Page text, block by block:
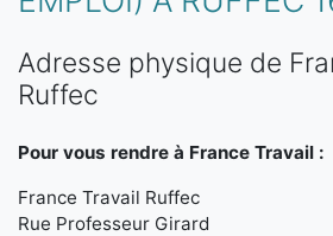
Adresse physique de
Ruffec
Pour vous rendre à France Travail :
France Travail Ruffec
Rue Professeur Girard